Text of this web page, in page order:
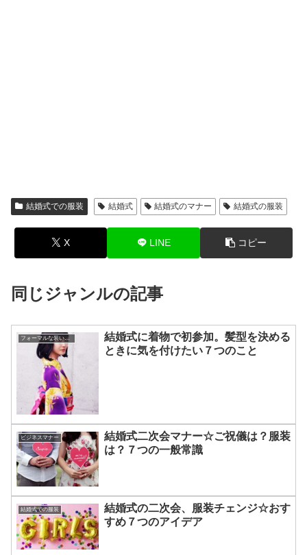
結婚式での服装 結婚式 結婚式のマナー 結婚式の服装
X LINE コピー
同じジャンルの記事
フォーマルな装いのアドバイス
結婚式に着物で初参加。髪型を決める
ときに気を付けたい７つのこと
ビジネスマナー
結婚式二次会マナー☆ご祝儀は？服装
は？７つの一般常識
結婚式での服装
結婚式の二次会、服装チェンジ☆おす
すめ７つのアイデア